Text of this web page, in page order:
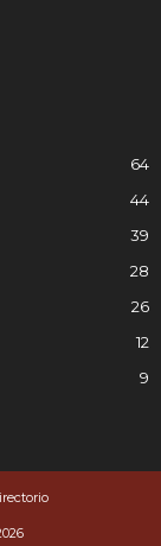
64
44
39
28
26
12
9